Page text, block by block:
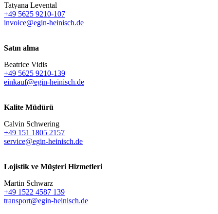
Tatyana Levental
+49 5625 9210-107
invoice@egin-heinisch.de
Satın alma
Beatrice Vidis
+49 5625 9210-139
einkauf@egin-heinisch.de
Kalite Müdürü
Calvin Schwering
+49 151 1805 2157
service@egin-heinisch.de
Lojistik ve Müşteri Hizmetleri
Martin Schwarz
+49 1522 4587 139
transport@egin-heinisch.de